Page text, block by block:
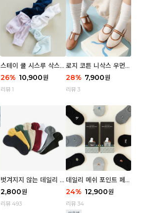
스테이 쿨 시스루 삭스
우먼 2P
26% 10,900원
리뷰 1
로지 코튼 니삭스 우먼 1
P
28% 7,900원
리뷰 3
벗겨지지 않는 데일리 페
이크 삭스 (우먼)
2,800원
리뷰 493
데일리 메쉬 포인트 페이
크 삭스 우먼 4P
24% 12,900원
리뷰 34